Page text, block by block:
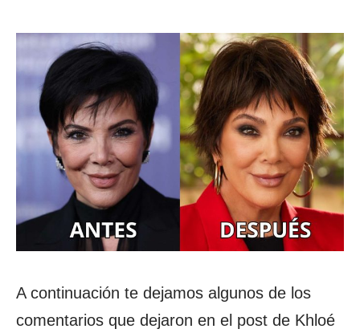
A continuación te dejamos algunos de los
comentarios que dejaron en el post de Khloé